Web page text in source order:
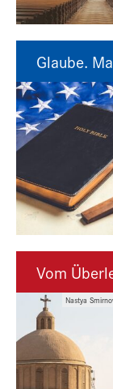
Glaube.
Nastya
Vom